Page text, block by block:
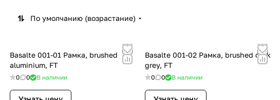
По умолчанию (возрастание)
Basalte 001-01 Рамка, brushed
aluminium, FT
0 0 В наличии
Basalte 001-02 Рамка, brushed dark
grey, FT
0 0 В наличии